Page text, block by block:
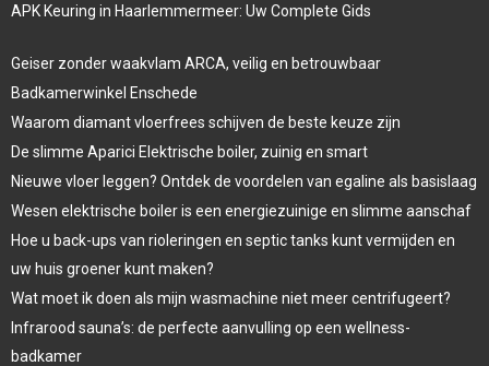
APK Keuring in Haarlemmermeer: Uw Complete Gids
Geiser zonder waakvlam ARCA, veilig en betrouwbaar
Badkamerwinkel Enschede
Waarom diamant vloerfrees schijven de beste keuze zijn
De slimme Aparici Elektrische boiler, zuinig en smart
Nieuwe vloer leggen? Ontdek de voordelen van egaline als basislaag
Wesen elektrische boiler is een energiezuinige en slimme aanschaf
Hoe u back-ups van rioleringen en septic tanks kunt vermijden en
uw huis groener kunt maken?
Wat moet ik doen als mijn wasmachine niet meer centrifugeert?
Infrarood sauna’s: de perfecte aanvulling op een wellness-
badkamer